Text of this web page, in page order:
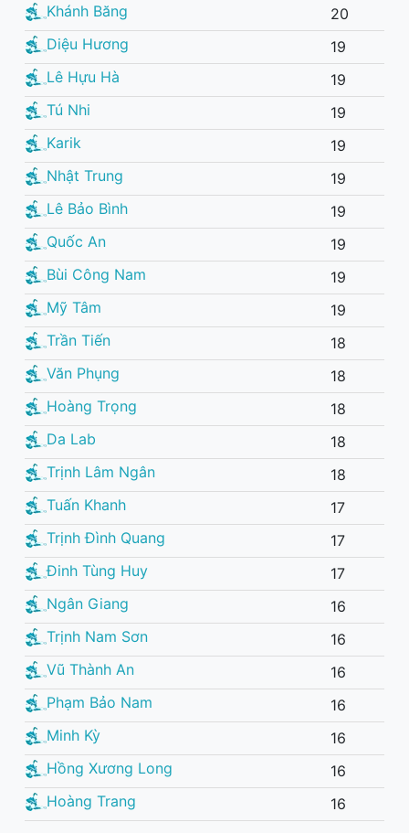
Khánh Băng
20
Diệu Hương
19
Lê Hựu Hà
19
Tú Nhi
19
Karik
19
Nhật Trung
19
Lê Bảo Bình
19
Quốc An
19
Bùi Công Nam
19
Mỹ Tâm
19
Trần Tiến
18
Văn Phụng
18
Hoàng Trọng
18
Da Lab
18
Trịnh Lâm Ngân
18
Tuấn Khanh
17
Trịnh Đình Quang
17
Đinh Tùng Huy
17
Ngân Giang
16
Trịnh Nam Sơn
16
Vũ Thành An
16
Phạm Bảo Nam
16
Minh Kỳ
16
Hồng Xương Long
16
Hoàng Trang
16